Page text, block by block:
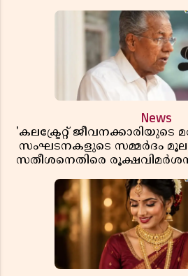
News
'കലക്ട്രേറ്റ്
സംഘടനകളുടെ സമ്മർദം മൂലം';
സതീശനെതിരെ